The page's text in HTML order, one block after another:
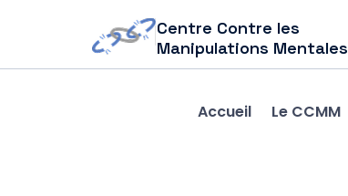
Centre Contre les
Manipulations Mentales
Accueil Le CCMM